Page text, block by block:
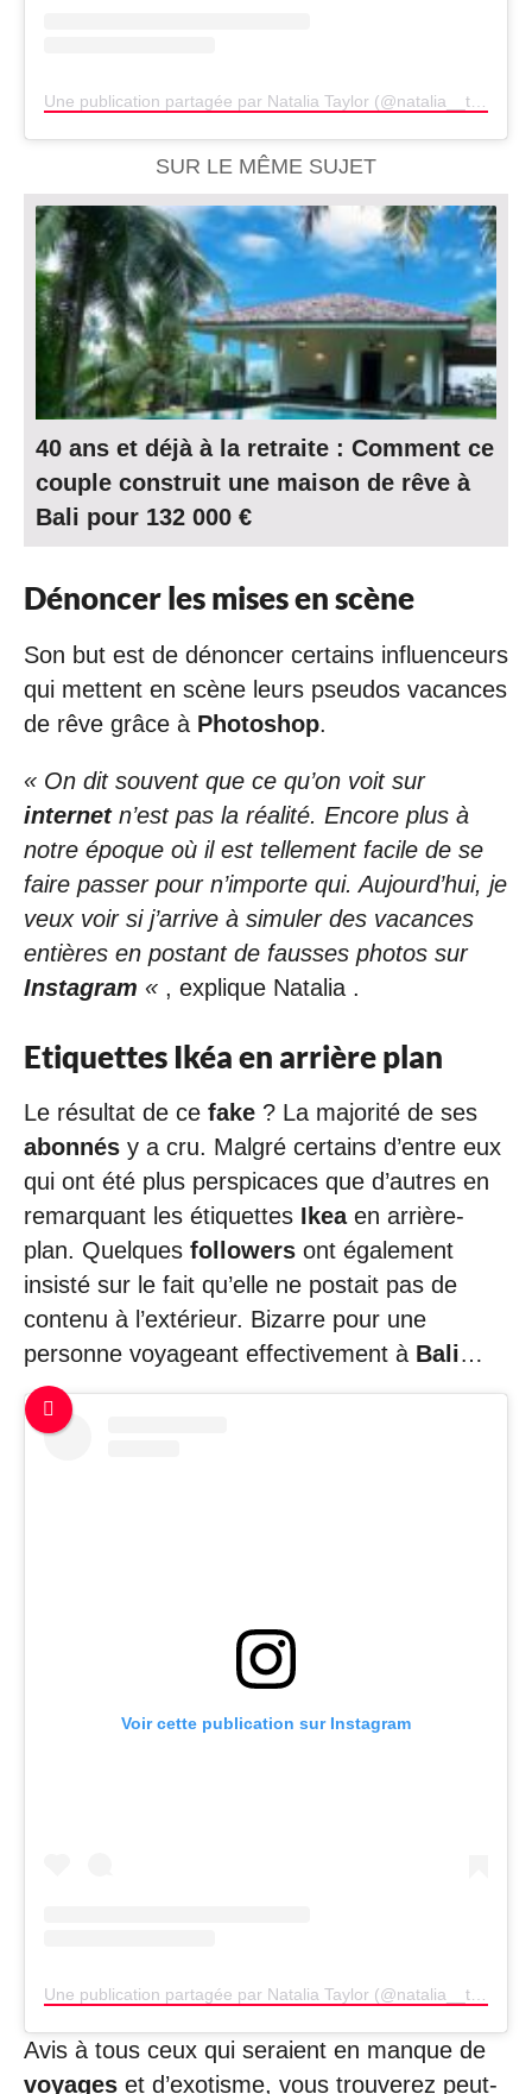
SUR LE MÊME SUJET
40 ans et déjà à la retraite : Comment ce
couple construit une maison de rêve à
Bali pour 132 000 €
Dénoncer les mises en scène
Son but est de dénoncer certains influenceurs
qui mettent en scène leurs pseudos vacances
de rêve grâce à Photoshop.
« On dit souvent que ce qu’on voit sur
internetn’est pas la réalité. Encore plus à
notre époque où il est tellement facile de se
faire passer pour n’importe qui. Aujourd’hui, je
veux voir si j’arrive à simuler des vacances
entières en postant de fausses photos sur
Instagram « , explique Natalia .
Etiquettes Ikéa en arrière plan
Le résultat de ce fake ? La majorité de ses
abonnés y a cru. Malgré certains d’entre eux
qui ont été plus perspicaces que d’autres en
remarquant les étiquettes Ikeaen arrière-
plan. Quelques followers ont également
insisté sur le fait qu’elle ne postait pas de
contenu à l’extérieur. Bizarre pour une
personne voyageant effectivement à Bali…
Voir cette publication sur Instagram
Une publication partagée par Natalia Taylor (@natalia__taylor)
Avis à tous ceux qui seraient en manque de
voyages et d’exotisme, vous trouverez peut-